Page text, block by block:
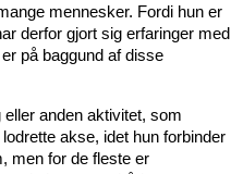
mennesker. Fordi hun er
derfor gjort sig erfaringer med
på baggund af disse
anden aktivitet, som
akse, idet hun forbinder
men for de fleste er